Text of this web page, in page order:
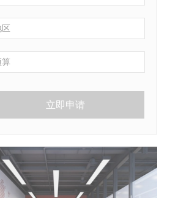
立即申请